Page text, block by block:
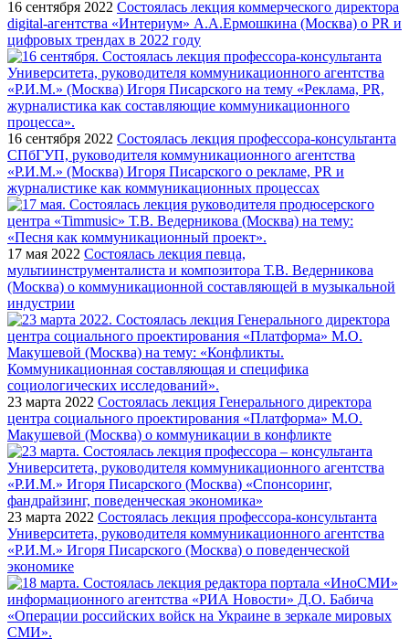
16 сентября 2022 Состоялась лекция коммерческого директора
digital-агентства «Интериум» А.А.Ермошкина (Москва) о PR и
цифровых трендах в 2022 году
16 сентября 2022 Состоялась лекция профессора-консультанта
СПбГУП, руководителя коммуникационного агентства
«Р.И.М.» (Москва) Игоря Писарского о рекламе, PR и
журналистике как коммуникационных процессах
17 мая 2022 Состоялась лекция певца,
мультиинструменталиста и композитора Т.В. Ведерникова
(Москва) о коммуникационной составляющей в музыкальной
индустрии
23 марта 2022 Состоялась лекция Генерального директора
центра социального проектирования «Платформа» М.О.
Макушевой (Москва) о коммуникации в конфликте
23 марта 2022 Состоялась лекция профессора-консультанта
Университета, руководителя коммуникационного агентства
«Р.И.М.» Игоря Писарского (Москва) о поведенческой
экономике